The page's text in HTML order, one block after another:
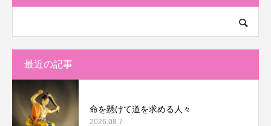
最近の記事
命を懸けて道を求める人々
2026.08.7